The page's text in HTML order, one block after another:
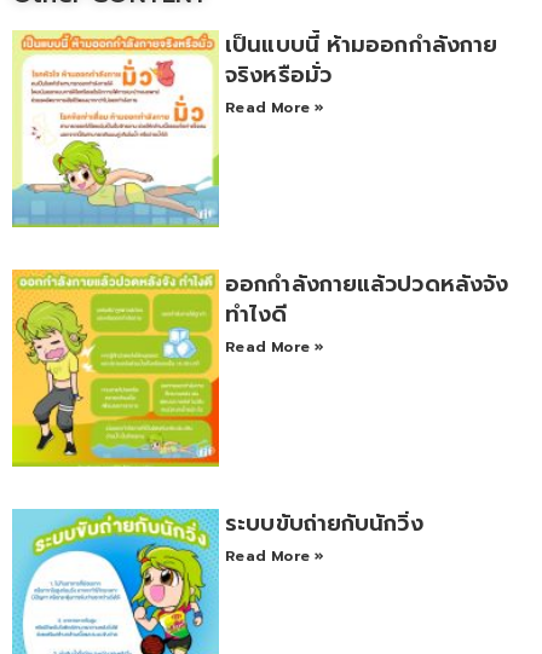
เป็นแบบนี้ ห้ามออกกำลังกาย
จริงหรือมั่ว
Read More »
ออกกำลังกายแล้วปวดหลังจัง
ทำไงดี
Read More »
ระบบขับถ่ายกับนักวิ่ง
Read More »